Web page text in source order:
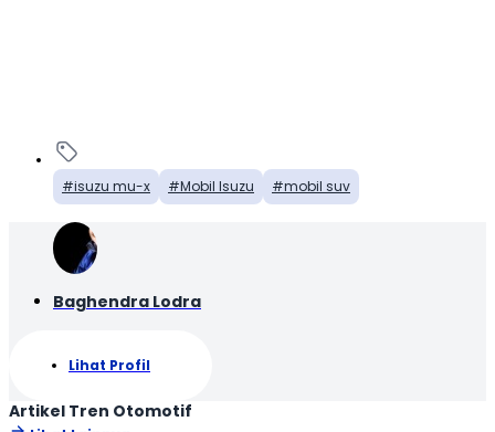
isuzu mu-x Mobil Isuzu mobil suv
Baghendra Lodra
Lihat Profil
Artikel Tren Otomotif